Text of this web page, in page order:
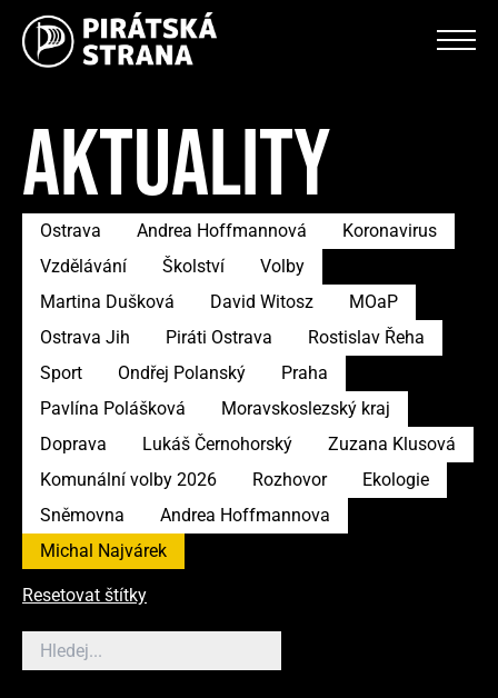
AKTUALITY
Ostrava Andrea Hoffmannová
Koronavirus
Vzdělávání
Školství
Volby
Martina Dušková
David Witosz
MOaP
Ostrava Jih
Piráti Ostrava
Rostislav Řeha
Sport
Ondřej Polanský
Praha
Pavlína Polášková
Moravskoslezský kraj
Doprava
Lukáš Černohorský
Zuzana Klusová
Komunální volby 2026
Rozhovor
Ekologie
Sněmovna
Andrea Hoffmannova
Michal Najvárek
Resetovat štítky